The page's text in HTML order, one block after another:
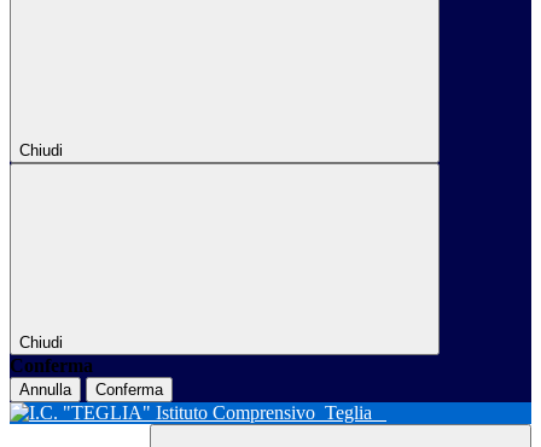
Chiudi
Chiudi
Conferma
Annulla Conferma
Istituto Comprensivo Teglia